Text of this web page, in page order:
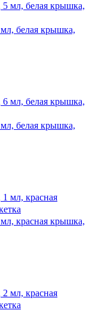
белая крышка,
белая крышка,
красная крышка,